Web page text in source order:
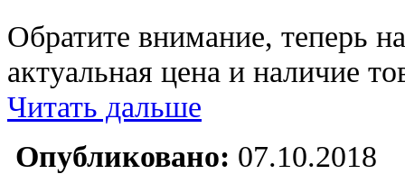
Обратите внимание, теперь
актуальная цена и наличие
Читать дальше
Опубликовано: 07.10.2018